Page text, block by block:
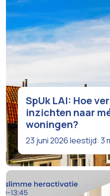
SpUk LAI: Hoe
inzichten naar
woningen?
23 juni 2026leestijd: 3